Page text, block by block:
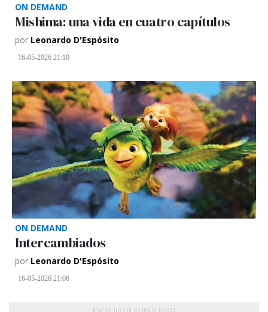
ON DEMAND
Mishima: una vida en cuatro capítulos
por Leonardo D'Espósito
16-05-2026 21:10
ON DEMAND
Intercambiados
por Leonardo D'Espósito
16-05-2026 21:06